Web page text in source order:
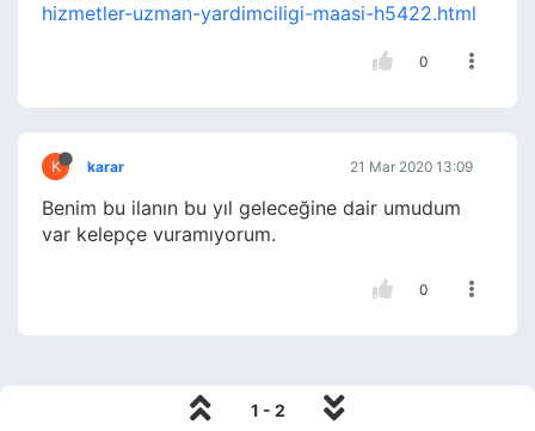
hizmetler-uzman-yardimciligi-maasi-h5422.html
0
K karar 21 Mar 2020 13:09
Benim bu ilanın bu yıl geleceğine dair umudum
var kelepçe vuramıyorum.
0
1 - 2